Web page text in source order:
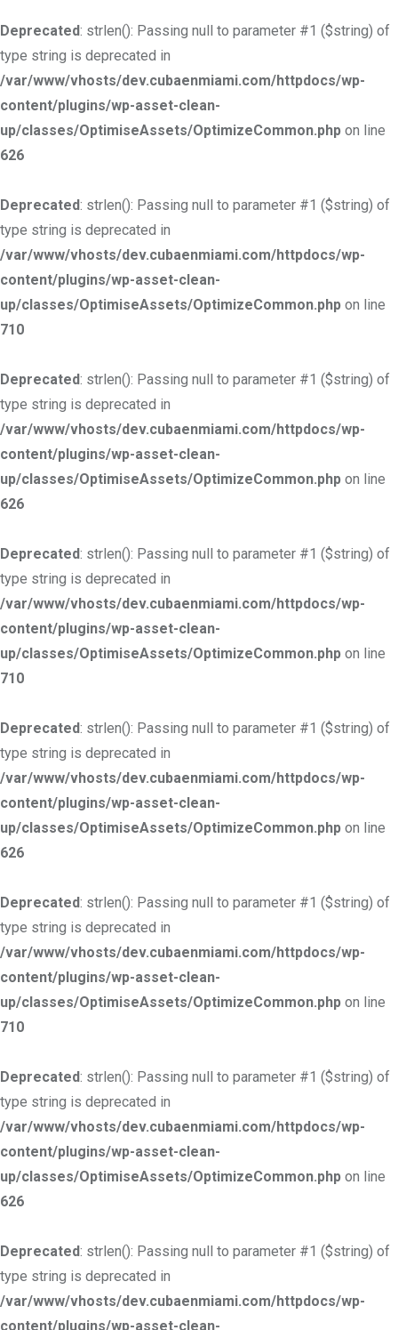
Deprecated: strlen(): Passing null to parameter #1 ($string) of
type string is deprecated in
/var/www/vhosts/dev.cubaenmiami.com/httpdocs/wp-
content/plugins/wp-asset-clean-
up/classes/OptimiseAssets/OptimizeCommon.php on line
626
Deprecated: strlen(): Passing null to parameter #1 ($string) of
type string is deprecated in
/var/www/vhosts/dev.cubaenmiami.com/httpdocs/wp-
content/plugins/wp-asset-clean-
up/classes/OptimiseAssets/OptimizeCommon.php on line
710
Deprecated: strlen(): Passing null to parameter #1 ($string) of
type string is deprecated in
/var/www/vhosts/dev.cubaenmiami.com/httpdocs/wp-
content/plugins/wp-asset-clean-
up/classes/OptimiseAssets/OptimizeCommon.php on line
626
Deprecated: strlen(): Passing null to parameter #1 ($string) of
type string is deprecated in
/var/www/vhosts/dev.cubaenmiami.com/httpdocs/wp-
content/plugins/wp-asset-clean-
up/classes/OptimiseAssets/OptimizeCommon.php on line
710
Deprecated: strlen(): Passing null to parameter #1 ($string) of
type string is deprecated in
/var/www/vhosts/dev.cubaenmiami.com/httpdocs/wp-
content/plugins/wp-asset-clean-
up/classes/OptimiseAssets/OptimizeCommon.php on line
626
Deprecated: strlen(): Passing null to parameter #1 ($string) of
type string is deprecated in
/var/www/vhosts/dev.cubaenmiami.com/httpdocs/wp-
content/plugins/wp-asset-clean-
up/classes/OptimiseAssets/OptimizeCommon.php on line
710
Deprecated: strlen(): Passing null to parameter #1 ($string) of
type string is deprecated in
/var/www/vhosts/dev.cubaenmiami.com/httpdocs/wp-
content/plugins/wp-asset-clean-
up/classes/OptimiseAssets/OptimizeCommon.php on line
626
Deprecated: strlen(): Passing null to parameter #1 ($string) of
type string is deprecated in
/var/www/vhosts/dev.cubaenmiami.com/httpdocs/wp-
content/plugins/wp-asset-clean-